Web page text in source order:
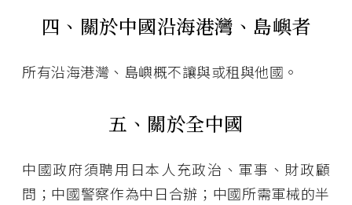
四、關於中國沿海港灣、島嶼者
所有沿海港灣、島嶼概不讓與或租與他國。
五、關於全中國
中國政府須聘用日本人充政治、軍事、財政顧
問；中國警察作為中日合辦；中國所需軍械的半